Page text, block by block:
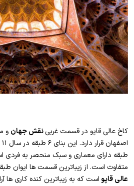
کاخ عالی قاپو در قسمت غربینقش جهان و
طبقه دارای معماری و سبک منحصر به فردی
متفاوت است. از زیباترین قسمت ها ایوان
عالی قاپو است که به زیباترین کنده کاری ها